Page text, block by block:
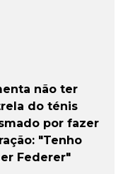
não ter
do ténis
por fazer
"Tenho
Federer"